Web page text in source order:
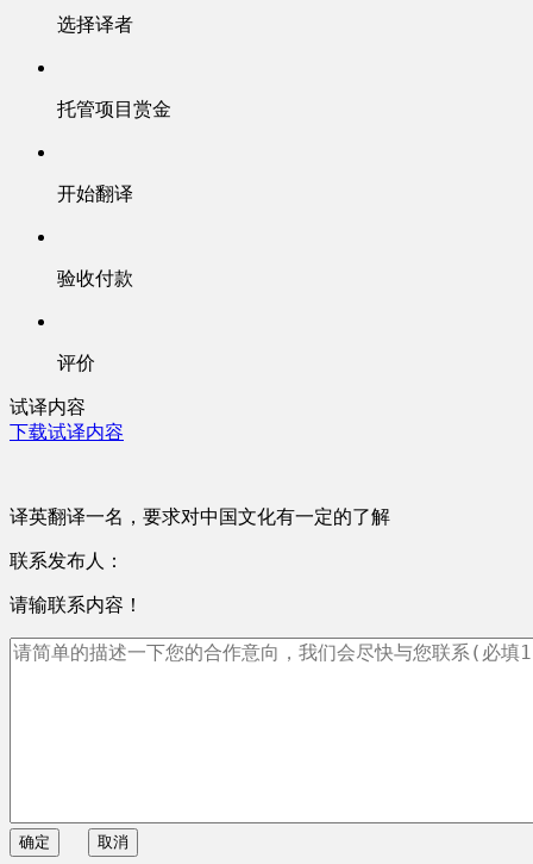
选择译者
托管项目赏金
开始翻译
验收付款
评价
试译内容
下载试译内容
译英翻译一名，要求对中国文化有一定的了解
联系发布人：
请输联系内容！
确定 取消